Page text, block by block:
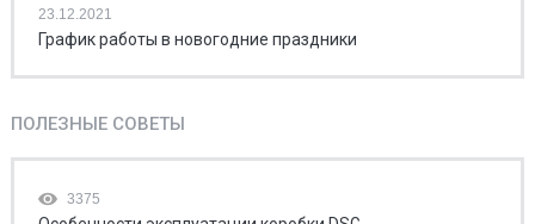
23.12.2021
График работы в новогодние праздники
ПОЛЕЗНЫЕ СОВЕТЫ
3375